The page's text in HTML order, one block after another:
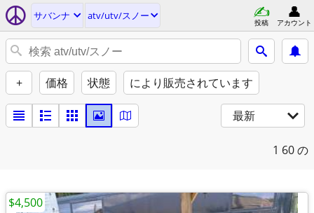
サバンナ atv/utv/スノー
投稿 アカウント
+ 価格 状態 により販売されています
最新
1 60 の
$4,500